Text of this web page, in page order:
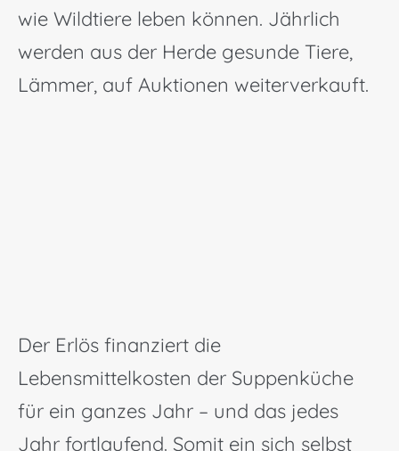
wie Wildtiere leben können. Jährlich
werden aus der Herde gesunde Tiere,
Lämmer, auf Auktionen weiterverkauft.
Der Erlös finanziert die
Lebensmittelkosten der Suppenküche
für ein ganzes Jahr – und das jedes
Jahr fortlaufend. Somit ein sich selbst